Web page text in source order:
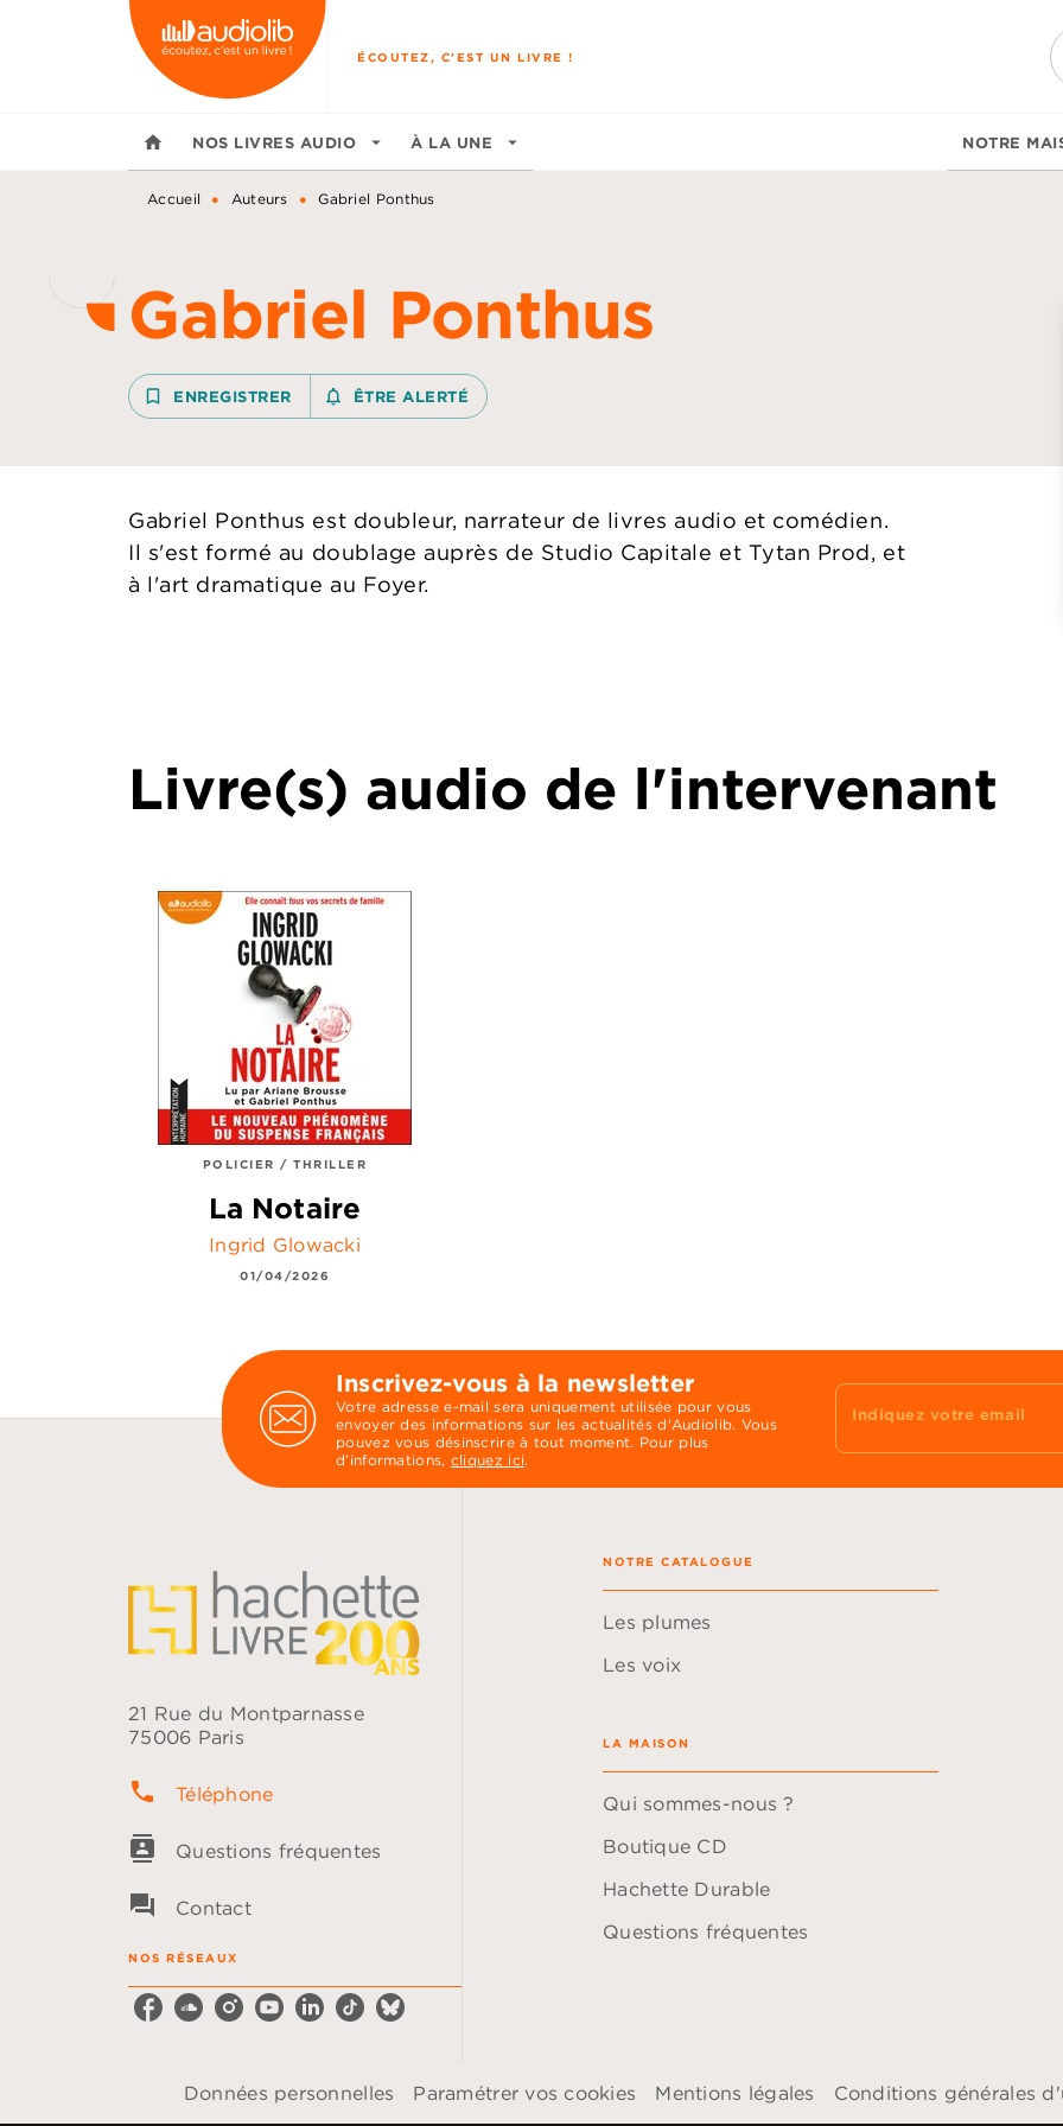
MENU RECHERCHE
ÉCOUTEZ, C'EST UN LIVRE !
home NOS LIVRES AUDIO arrow_drop_down À LA UNE arrow_drop_down NOTRE
Accueil • Auteurs • Gabriel Ponthus
Gabriel Ponthus
bookmark_border ENREGISTRER notifications_none_outlined
ÊTRE ALERTÉ
Gabriel Ponthus est doubleur, narrateur de livres audio et comédien.
Il s'est formé au doublage auprès de Studio Capitale et Tytan Prod, et
à l'art dramatique au Foyer.
Livre(s) audio de l'intervenant
POLICIER / THRILLER
La Notaire
Ingrid Glowacki
01/04/2026
Inscrivez-vous à la newsletter
Votre adresse e-mail sera uniquement utilisée pour vous
envoyer des informations sur les actualités d'Audiolib. Vous
pouvez vous désinscrire à tout moment. Pour plus
d’informations, cliquez ici.
Indiquez votre email
21 Rue du Montparnasse
75006 Paris
phone Téléphone
contacts Questions fréquentes
question_answer Contact
NOS RÉSEAUX
NOTRE CATALOGUE
Les plumes
Les voix
LA MAISON
Qui sommes-nous ?
Boutique CD
Hachette Durable
Questions fréquentes
Données personnelles Paramétrer vos cookies Mentions légales Conditions générales